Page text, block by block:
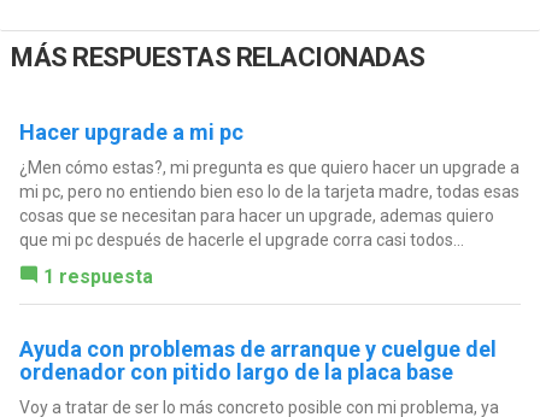
MÁS RESPUESTAS RELACIONADAS
Hacer upgrade a mi pc
¿Men cómo estas?, mi pregunta es que quiero hacer un upgrade a
mi pc, pero no entiendo bien eso lo de la tarjeta madre, todas esas
cosas que se necesitan para hacer un upgrade, ademas quiero
que mi pc después de hacerle el upgrade corra casi todos...
1 respuesta
Ayuda con problemas de arranque y cuelgue del
ordenador con pitido largo de la placa base
Voy a tratar de ser lo más concreto posible con mi problema, ya